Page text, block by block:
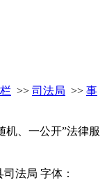
>> 司法局 >> 事
机、一公开”法律服
司法局 字体：